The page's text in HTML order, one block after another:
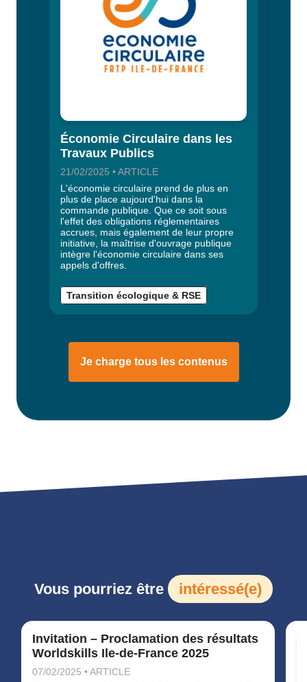
Économie Circulaire dans les
Travaux Publics
21/02/2025 • ARTICLE
L'économie circulaire prend de plus en
plus de place aujourd'hui dans la
commande publique. Que ce soit sous
l'effet des obligations réglementaires
accrues, mais également de leur propre
initiative, la maîtrise d'ouvrage publique
intègre l'économie circulaire dans ses
appels d'offres.
Transition écologique & RSE
Je charge tous les contenus
Vous pourriez être intéressé(e)
Invitation – Proclamation des résultats
Worldskills Ile-de-France 2025
07/02/2025 • ARTICLE